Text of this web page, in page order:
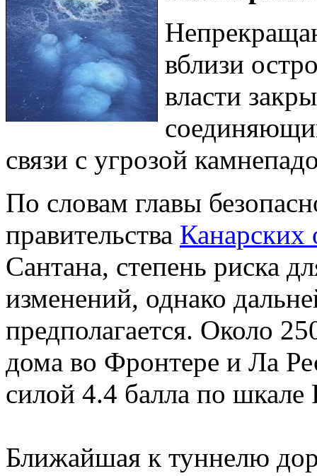
вблизи
власти
связи с угрозой
По словам главы
правительства Канарских
Сантана, степень риска
изменений, однако
предполагается. Около
дома во Фронтере и Ла
силой 4.4 балла по шкале
Ближайшая к туннелю